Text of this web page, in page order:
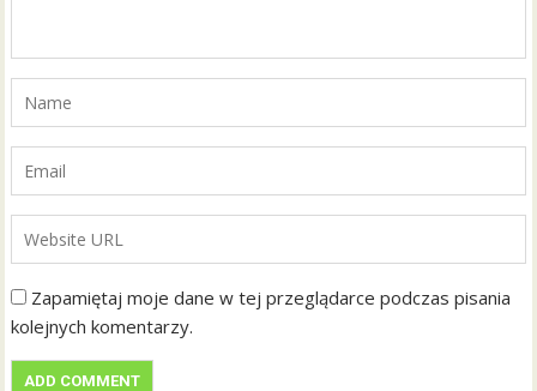
Zapamiętaj moje dane w tej przeglądarce podczas pisania
kolejnych komentarzy.